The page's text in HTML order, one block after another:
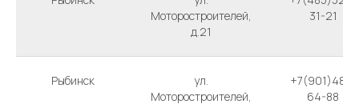
Моторостроителей,
д.21
31-21
Рыбинск
ул.
Моторостроителей,
+7(901)485-
64-88